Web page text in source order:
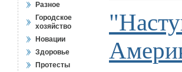
Разное
Городское
хозяйство
Новации
Здоровье
Протесты